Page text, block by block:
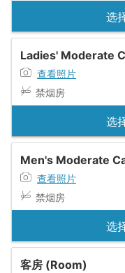
选
Ladies' Moderate
查看照片
禁烟房
选
Men's Moderate
查看照片
禁烟房
选
客房 (Room)